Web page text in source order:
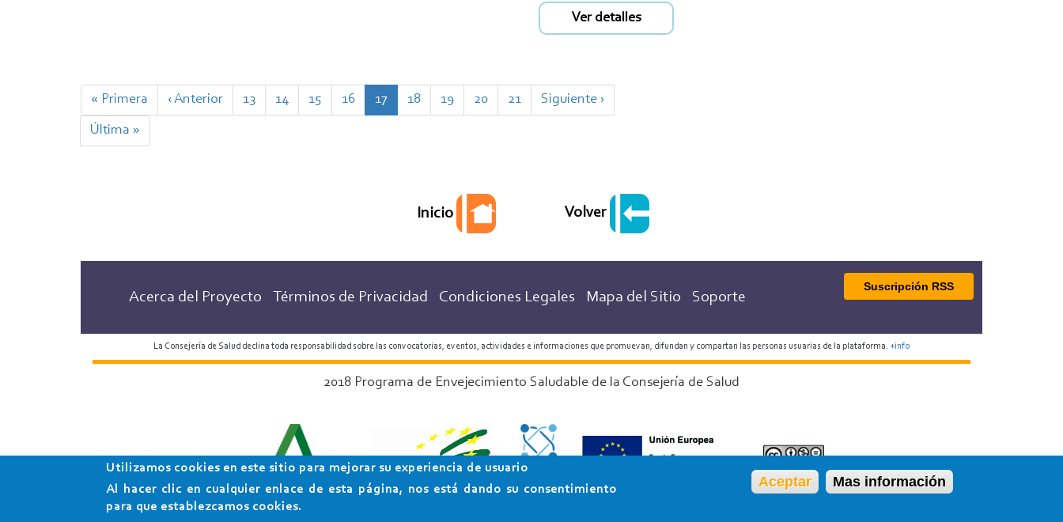
Ver detalles
Paginación
Primera
página
« Primera
Página
anterior
‹ Anterior Page
13 Page
14 Page
15 Page
16
Página
actual
17 Page
18 Page
19 Page
20 Page
21
Siguiente
página
Siguiente ›
Última
página
Última »
Inicio Volver
Acerca del Proyecto Términos de Privacidad Condiciones Legales Mapa del Sitio Soporte
Suscripción RSS
La Consejería de Salud declina toda responsabilidad sobre las convocatorias, eventos, actividades e informaciones que promuevan, difundan y compartan las personas usuarias de la plataforma. +info
2018 Programa de Envejecimiento Saludable de la Consejería de Salud
Utilizamos cookies en este sitio para mejorar su experiencia de usuario
Al hacer clic en cualquier enlace de esta página, nos está dando su consentimiento
para que establezcamos cookies.
Aceptar Mas información